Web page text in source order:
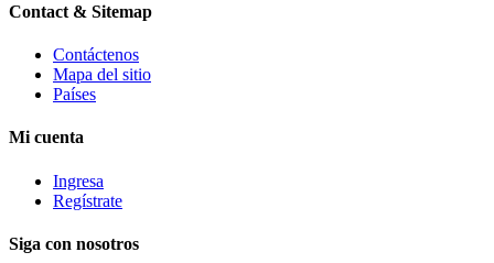
Contact & Sitemap
Contáctenos
Mapa del sitio
Países
Mi cuenta
Ingresa
Regístrate
Siga con nosotros